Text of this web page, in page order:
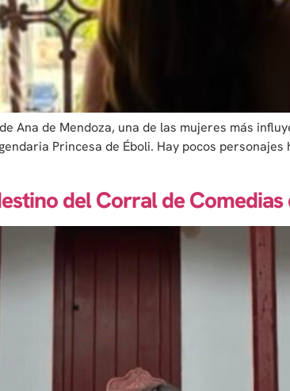
Ana de Mendoza, una de las mujeres más
Princesa de Éboli. Hay pocos
del Corral de